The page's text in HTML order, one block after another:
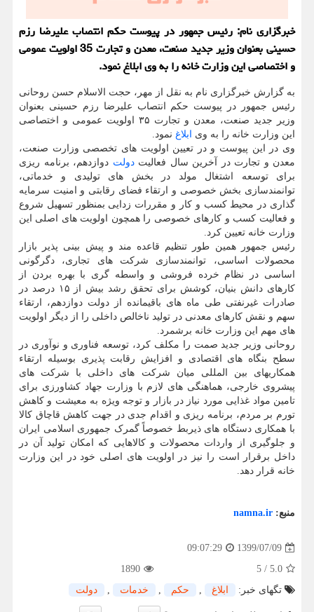
خبرگزاری نام: رئیس جمهور در پیوست حكم انتصاب علیرضا رزم
حسینی بعنوان وزیر جدید صنعت، معدن و تجارت 35 اولویت عمومی
و اختصاصی این وزارت خانه را به وی ابلاغ نمود.
به گزارش خبرگزاری نام به نقل از مهر، حجت الاسلام حسن روحانی
رئیس جمهور در پیوست حکم انتصاب علیرضا رزم حسینی بعنوان
وزیر جدید صنعت، معدن و تجارت ۳۵ اولویت عمومی و اختصاصی
این وزارت خانه را به وی ابلاغ نمود.
وی در این پیوست و در تعیین اولویت های تخصصی وزارت صنعت،
معدن و تجارت در آخرین سال فعالیتدولت دوازدهم، برنامه ریزی
برای توسعه اشتغال مولد در بخش های تولیدی و خدماتی،
توانمندسازی بخش خصوصی و ارتقاء فضای رقابتی و امنیت سرمایه
گذاری در محیط کسب و کار و مقررات زدایی بمنظور تسهیل شروع
و فعالیت کسب و کارهای خصوصی را همچون اولویت های اصلی این
وزارت خانه تعیین کرد.
رئیس جمهور همین طور تنظیم قاعده مند و پیش بینی پذیر بازار
محصولات اساسی، توانمندسازی شرکت های تجاری، دگرگونی
اساسی در نظام خرده فروشی و واسطه گری با بهره بردن از
کارهای دانش بنیان، کوشش برای تحقق رشد بیش از ۱۵ درصد در
صادرات غیرنفتی طی ماه های باقیمانده از دولت دوازدهم، ارتقاء
سهم و نقش کارهای معدنی در تولید ناخالص داخلی را از دیگر اولویت
های مهم این وزارت خانه برشمرد.
روحانی وزیر جدید صمت را مکلف کرد، توسعه فناوری و نوآوری در
سطح بنگاه های اقتصادی و افزایش رقابت پذیری بوسیله ارتقاء
همکاریهای بین المللی میان شرکت های داخلی با شرکت های
پیشروی خارجی، هماهنگی های لازم با وزارت جهاد کشاورزی برای
تامین مواد غذایی مورد نیاز در بازار و توجه ویژه به معیشت و کاهش
تورم بر مردم، برنامه ریزی و اقدام جدی در جهت کاهش قاچاق کالا
با همکاری دستگاه های ذیربط خصوصاً گمرک جمهوری اسلامی ایران
و جلوگیری از واردات محصولات و کالاهایی که امکان تولید آن در
داخل برقرار است را نیز در اولویت های اصلی خود در این وزارت
خانه قرار دهد.
منبع: namna.ir
1399/07/09
09:07:29
5.0
/
5
1890
تگهای خبر:
ابلاغ , حكم , خدمات , دولت